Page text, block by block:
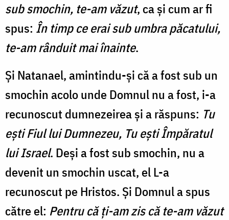
sub smochin, te-am văzut, ca şi cum ar fi
spus: În timp ce erai sub umbra păcatului,
te-am rânduit mai înainte.
Şi Natanael, amintindu-şi că a fost sub un
smochin acolo unde Domnul nu a fost, i-a
recunoscut dumnezeirea şi a răspuns: Tu
eşti Fiul lui Dumnezeu, Tu eşti Împăratul
lui Israel. Deşi a fost sub smochin, nu a
devenit un smochin uscat, el L-a
recunoscut pe Hristos. Şi Domnul a spus
către el: Pentru că ţi-am zis că te-am văzut